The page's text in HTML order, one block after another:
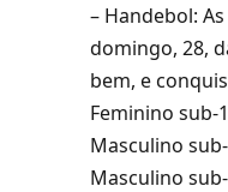
– Handebol:
domingo, 28,
bem, e
Feminino sub-
Masculino
Masculino